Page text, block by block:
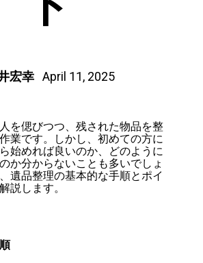
宏幸 April 11, 2025
を偲びつつ、残された物品を整
業です。しかし、初めての方に
始めれば良いのか、どのように
か分からないことも多いでしょ
遺品整理の基本的な手順とポイ
説します。